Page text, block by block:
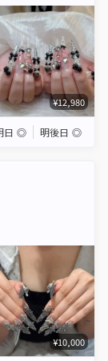
¥12,980
日 ◎ 明後日 ◎
¥10,000